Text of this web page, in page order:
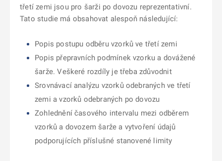
třetí zemi jsou pro šarži po dovozu reprezentativní.
Tato studie má obsahovat alespoň následující:
Popis postupu odběru vzorků ve třetí zemi
Popis přepravních podmínek vzorku a dovážené
šarže. Veškeré rozdíly je třeba zdůvodnit
Srovnávací analýzu vzorků odebraných ve třetí
zemi a vzorků odebraných po dovozu
Zohlednění časového intervalu mezi odběrem
vzorků a dovozem šarže a vytvoření údajů
podporujících příslušné stanovené limity